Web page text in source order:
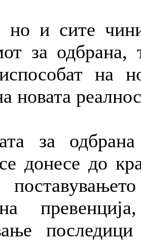
но и сите
за одбрана,
на
новата
за
донесе до